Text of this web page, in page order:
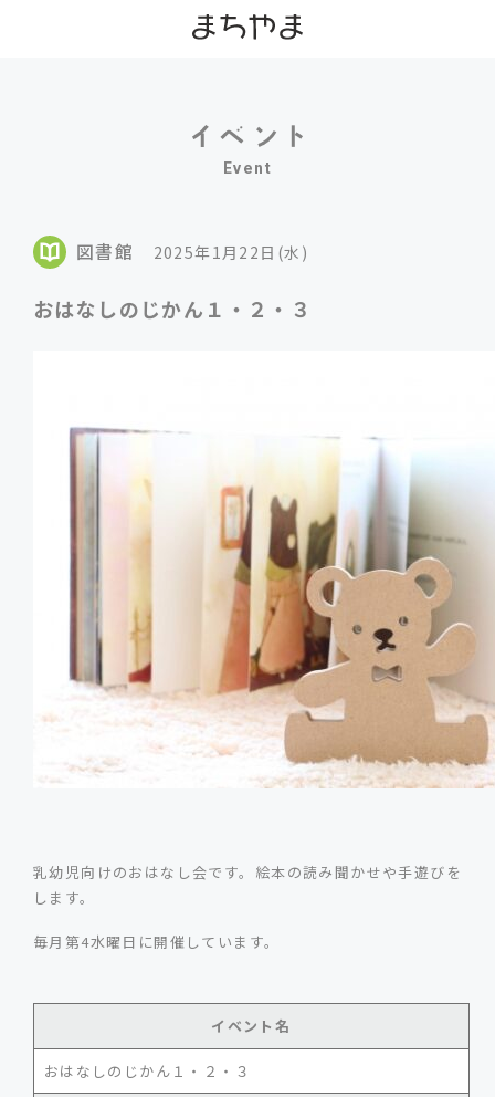
Event
図書館 2025年1月22日(水)
おはなしのじかん１・２・３
乳幼児向けのおはなし会です。絵本の読み聞かせや手遊びを
します。
毎月第4水曜日に開催しています。
イベント名
おはなしのじかん１・２・３